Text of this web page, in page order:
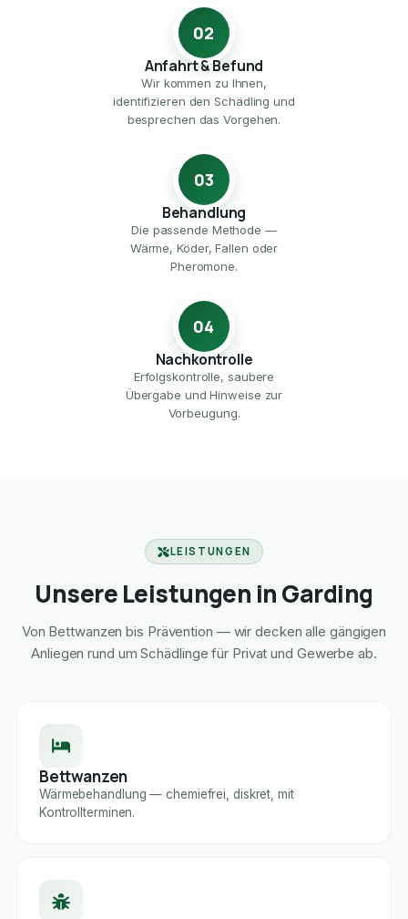
02
Anfahrt & Befund
Wir kommen zu Ihnen,
identifizieren den Schädling und
besprechen das Vorgehen.
03
Behandlung
Die passende Methode —
Wärme, Köder, Fallen oder
Pheromone.
04
Nachkontrolle
Erfolgskontrolle, saubere
Übergabe und Hinweise zur
Vorbeugung.
LEISTUNGEN
Unsere Leistungen in Garding
Von Bettwanzen bis Prävention — wir decken alle gängigen
Anliegen rund um Schädlinge für Privat und Gewerbe ab.
Bettwanzen
Wärmebehandlung — chemiefrei, diskret, mit
Kontrollterminen.